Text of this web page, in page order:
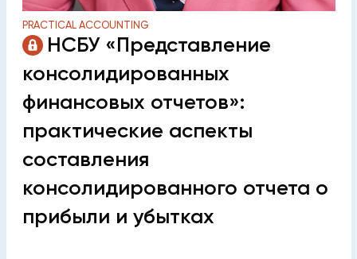
PRACTICAL ACCOUNTING
НСБУ «Представление
консолидированных
финансовых отчетов»:
практические аспекты
составления
консолидированного отчета о
прибыли и убытках